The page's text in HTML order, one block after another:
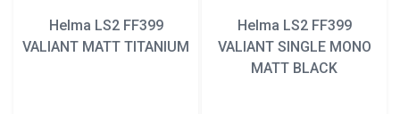
Helma LS2 FF399
VALIANT MATT TITANIUM
Helma LS2 FF399
VALIANT SINGLE MONO
MATT BLACK